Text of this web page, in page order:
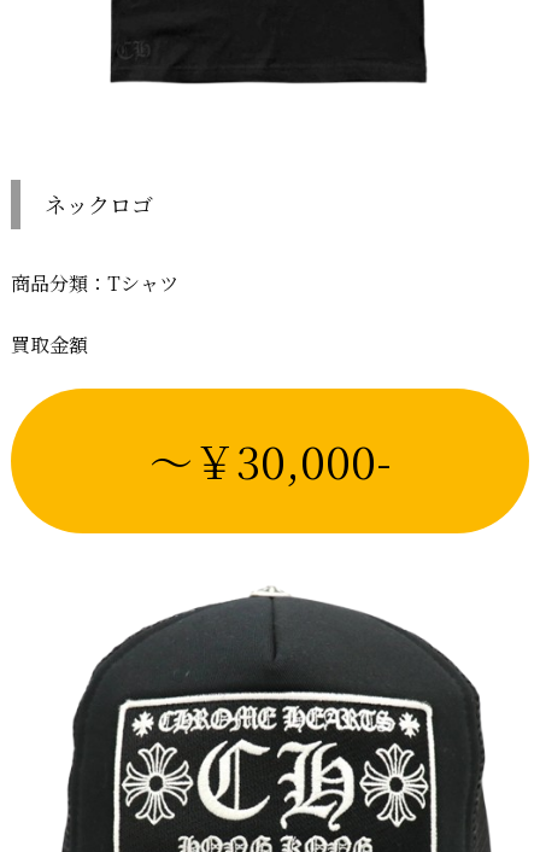
ネックロゴ
商品分類：Tシャツ
買取金額
～￥30,000-